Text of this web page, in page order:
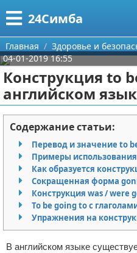
24Симба
Меню
Главная
Категории
Государство и право
Причинение вреда
Иммиграция
Здоровье и
Авторские права
Поиск
О проекте
Контакты
Сотрудничество
Размещение рекламы
Для правообладателей
Главная Здоровье и
04-01-2019 16:55
Конструкция to
английском
Содержание статьи:
Перевод и значение to
Примеры использования
Как образуется
Сокращенная форма
Конструкция was / were
To be going to с
Упражнения на
В английском языке